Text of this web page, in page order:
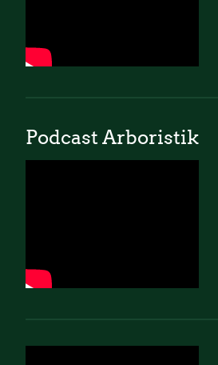
Podcast Arboristik